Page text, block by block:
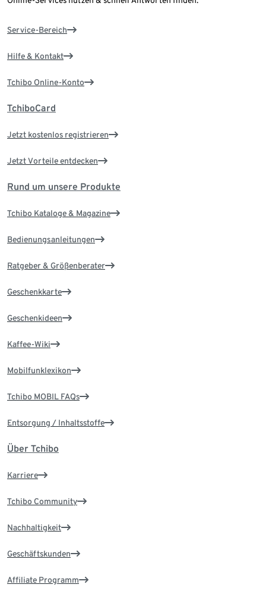
Service-Bereich
Hilfe & Kontakt
Tchibo Online-Konto
TchiboCard
Jetzt kostenlos registrieren
Jetzt Vorteile entdecken
Rund um unsere Produkte
Tchibo Kataloge & Magazine
Bedienungsanleitungen
Ratgeber & Größenberater
Geschenkkarte
Geschenkideen
Kaffee-Wiki
Mobilfunklexikon
Tchibo MOBIL FAQs
Entsorgung / Inhaltsstoffe
Über Tchibo
Karriere
Tchibo Community
Nachhaltigkeit
Geschäftskunden
Affiliate Programm